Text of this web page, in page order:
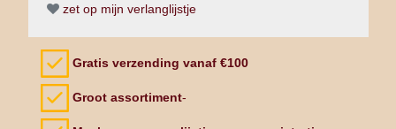
zet op mijn verlanglijstje
Gratis verzending vanaf €100
Groot assortiment-